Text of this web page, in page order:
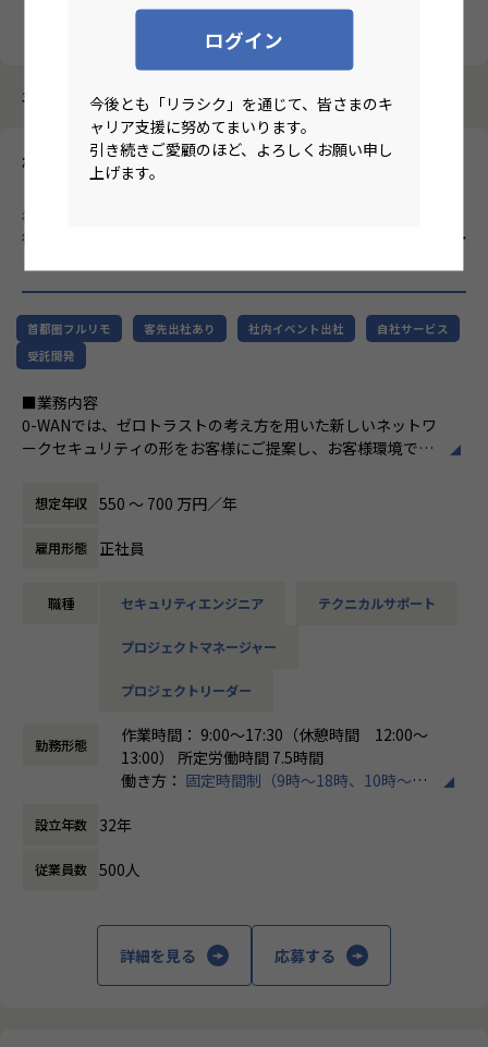
ログイン
今後とも「リラシク」を通じて、皆さまのキ
ャリア支援に努めてまいります。
引き続きご愛顧のほど、よろしくお願い申し
上げます。
3987件中 1件～10件
株式会社エーピーコミュニケーションズ
補】ITインフラ領域に特化し、クラウド・自動化・AIなど先端技
術を積極的に取り入れ、SIer業界の常識を変える企業！
のリモー
首都圏フルリモ 客先出社あり 社内イベント出社
自社サービス
受託開発
■業務内容
0-WANでは、ゼロトラストの考え方を用いた新しいネットワ
ークセキュリティの形をお客様にご提案し、お客様環境でゼ
す。
各メンバーの得意分野を組み合わせ、チームワークを重視し
てゼロトラスト事業を推進しています。
ンバー参画を通じて、エンジニアとしてのスキルアップを目
エンジニアとしての高いスキルに加えて、チャレンジ精神、
面接においては業務内容におけるマッチングとご自身が目指
される方向性を確認し、適切なチームへのアサインを検討し
採用後は、入社研修の後、下記のチームへの配属となり、業
務をお任せいたします。
・テクニカルサポートチーム
成長意欲が高ければ高いほど、適切に成長支援する機会(案
■メンバー構成
2022年に新設されたばかりで、様々なバックグラウンドをも
想定年収 550 〜 700 万円／年
雇用形態 正社員
職種 セキュリティエンジニア テクニカルサポート
プロジェクトマネージャー
プロジェクトリーダー
勤務形態
作業時間： 9:00～17:30（休憩時間 12:00～
13:00） 所定労働時間 7.5時間
働き方： 固定時間制（9時～18時、10時～19
時間外労働の有無： 有（月平均20時間）
設立年数 32年
従業員数 500人
詳細を見る 応募する